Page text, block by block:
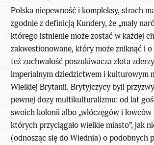
Polska niepewność i kompleksy, strach
zgodnie z definicją Kundery, że „mały
którego istnienie może zostać w każdej
zakwestionowane, który może zniknąć i
też zuchwałość poszukiwacza złota
imperialnym dziedzictwem i kulturowym
Wielkiej Brytanii. Brytyjczycy byli
pewnej dozy multikulturalizmu: od lat
swoich kolonii albo „włóczęgów i
których przyciągało wielkie miasto”, jak
(odnosząc się do Wiednia) o podobnych